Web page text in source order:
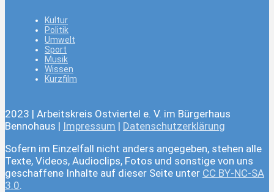
Kultur
Politik
Umwelt
Sport
Musik
Wissen
Kurzfilm
2023 | Arbeitskreis Ostviertel e. V. im Bürgerhaus
Bennohaus | Impressum | Datenschutzerklärung
Sofern im Einzelfall nicht anders angegeben, stehen alle
Texte, Videos, Audioclips, Fotos und sonstige von uns
geschaffene Inhalte auf dieser Seite unter CC BY-NC-SA
3.0.